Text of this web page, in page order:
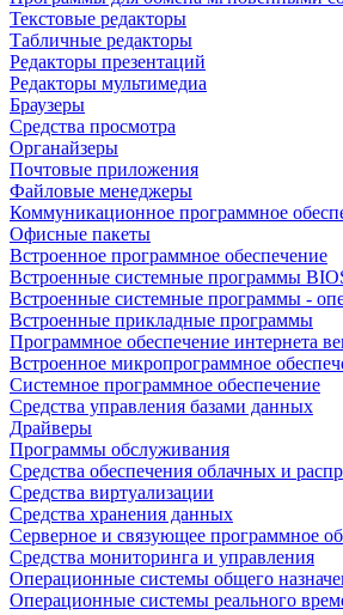
Текстовые редакторы
Табличные редакторы
Редакторы презентаций
Редакторы мультимедиа
Браузеры
Средства просмотра
Органайзеры
Почтовые приложения
Файловые менеджеры
Коммуникационное программное
Офисные пакеты
Встроенное программное обеспечение
Встроенные системные программы
Встроенные системные программы -
Встроенные прикладные программы
Программное обеспечение интернета
Встроенное микропрограммное
Системное программное обеспечение
Средства управления базами данных
Драйверы
Программы обслуживания
Средства обеспечения облачных и
Средства виртуализации
Средства хранения данных
Серверное и связующее программное
Средства мониторинга и управления
Операционные системы общего
Операционные системы реального